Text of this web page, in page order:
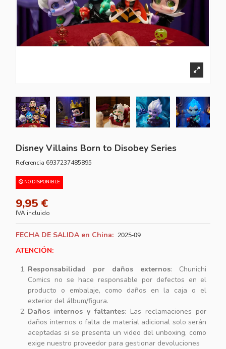
Disney Villains Born to Disobey Series
Referencia 6937237485895
NO DISPONIBLE
9,95 €
IVA incluido
FECHA DE SALIDA en China: 2025-09
ATENCIÓN:
Responsabilidad por daños externos: Chunichi
Comics no se hace responsable por defectos en el
producto o embalaje, como daños en la caja o el
exterior del álbum/figura.
Daños internos y faltantes: Las reclamaciones por
daños internos o falta de material adicional solo serán
aceptadas si se presenta un video del unboxing, como
exige nuestro proveedor para gestionar devoluciones